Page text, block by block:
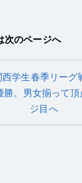
次のページへ
西学生春季リー
勝。男女揃って
ジ目へ